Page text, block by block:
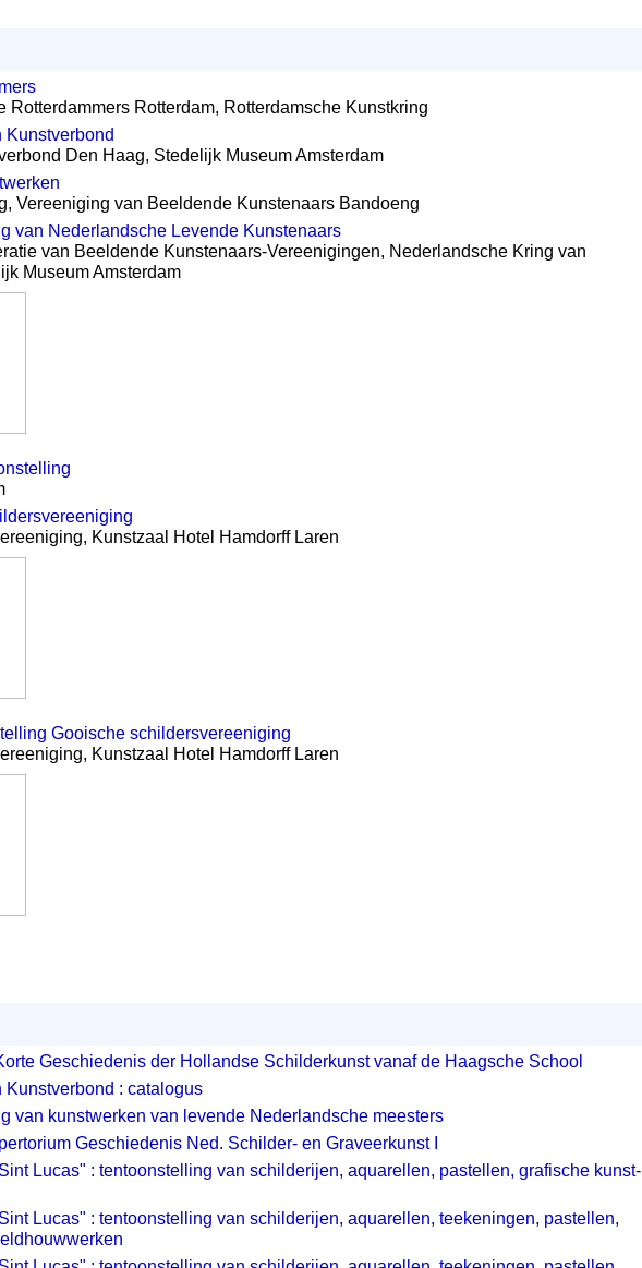
Rotterdammers Rotterdam, Rotterdamsche Kunstkring
Kunstverbond
Den Haag, Stedelijk Museum Amsterdam
Vereeniging van Beeldende Kunstenaars Bandoeng
van Nederlandsche Levende Kunstenaars
van Beeldende Kunstenaars-Vereenigingen, Nederlandsche Kring van
Museum Amsterdam
Kunstzaal Hotel Hamdorff Laren
Gooische schildersvereeniging
Kunstzaal Hotel Hamdorff Laren
Geschiedenis der Hollandse Schilderkunst vanaf de Haagsche School
Kunstverbond : catalogus
van kunstwerken van levende Nederlandsche meesters
Geschiedenis Ned. Schilder- en Graveerkunst I
Lucas" : tentoonstelling van schilderijen, aquarellen, pastellen, grafische kunst-
Lucas" : tentoonstelling van schilderijen, aquarellen, teekeningen, pastellen,